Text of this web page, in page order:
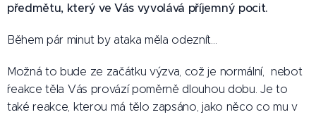
předmětu, který ve Vás vyvolává příjemný pocit.
Během pár minut by ataka měla odeznít...
Možná to bude ze začátku výzva, což je normální, nebot
´reakce těla Vás provází poměrně dlouhou dobu. Je to
také reakce, kterou má tělo zapsáno, jako něco co mu v